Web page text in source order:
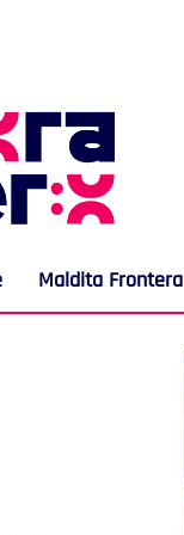
Maldita Frontera